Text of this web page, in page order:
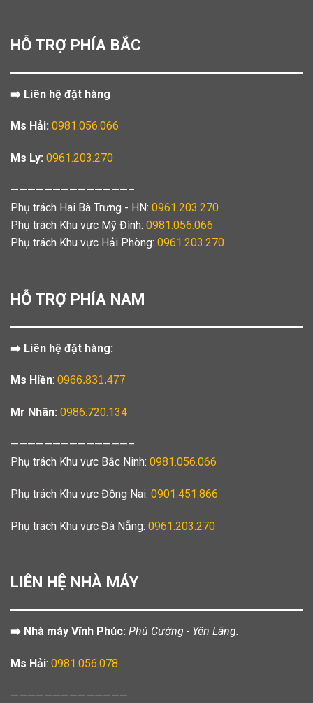
HỖ TRỢ PHÍA BẮC
➡️ Liên hệ đặt hàng
Ms Hải: 0981.056.066
Ms Ly: 0961.203.270
——————————————–
Phụ trách Hai Bà Trưng - HN: 0961.203.270
Phụ trách Khu vực Mỹ Đình: 0981.056.066
Phụ trách Khu vực Hải Phòng: 0961.203.270
HỖ TRỢ PHÍA NAM
➡️ Liên hệ đặt hàng:
Ms Hiền: 0966.831.477
Mr Nhân: 0986.720.134
——————————————–
Phụ trách Khu vực Bắc Ninh: 0981.056.066
Phụ trách Khu vực Đồng Nai: 0901.451.866
Phụ trách Khu vực Đà Nẵng: 0961.203.270
LIÊN HỆ NHÀ MÁY
➡️ Nhà máy Vĩnh Phúc: Phú Cường - Yên Lãng.
Ms Hải: 0981.056.078
——————————————